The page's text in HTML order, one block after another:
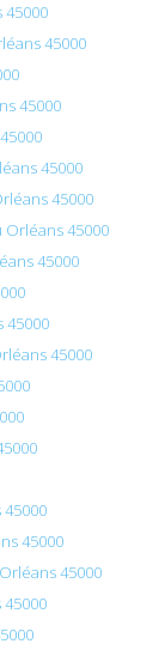
45000
45000
45000
45000
45000
45000
45000
45000
45000
45000